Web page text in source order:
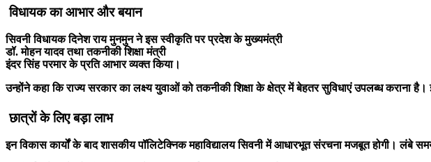
विधायक का आभार और बयान
सिवनी विधायक दिनेश राय मुनमुन ने इस स्वीकृति पर प्रदेश के मुख्यमंत्री
डॉ. मोहन यादव तथा तकनीकी शिक्षा मंत्री
इंदर सिंह परमार के प्रति आभार व्यक्त किया।
उन्होंने कहा कि राज्य सरकार का लक्ष्य युवाओं को तकनीकी शिक्षा के क्षेत्र में बेहतर सुविधाएं उपलब्ध कराना
छात्रों के लिए बड़ा लाभ
इन विकास कार्यों के बाद शासकीय पॉलिटेक्निक महाविद्यालय सिवनी में आधारभूत संरचना मजबूत होगी। लंबे